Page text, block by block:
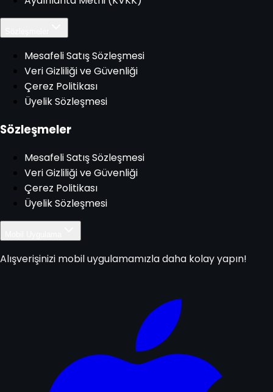
Mesafeli Satış Sözleşmesi
Veri Gizliliği ve Güvenliği
Çerez Politikası
Üyelik Sözleşmesi
Sözleşmeler
Mesafeli Satış Sözleşmesi
Veri Gizliliği ve Güvenliği
Çerez Politikası
Üyelik Sözleşmesi
Alışverişinizi mobil uygulamamızla daha kolay yapın!